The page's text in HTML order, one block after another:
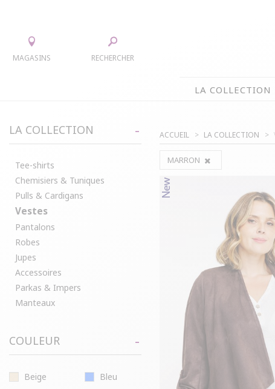
MAGASINS RECHERCHER
LA COLLECTION
TEE-SHIRTS
CHEMISIERS & TUNIQUES
PULLS & CARDIGANS
VESTES
JUPES
LA COLLECTION
Tee-shirts
Chemisiers & Tuniques
Pulls & Cardigans
Vestes
Pantalons
Robes
Jupes
Accessoires
Parkas & Impers
Manteaux
COULEUR
Beige
Bleu
ACCUEIL LA COLLECTION
MARRON